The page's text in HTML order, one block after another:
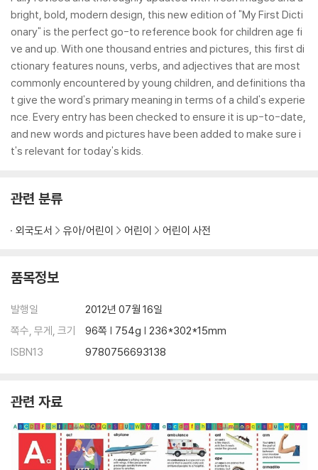
bright, bold, modern design, this new edition of "My First Dicti
onary" is the perfect go-to reference book for children age fi
ve and up. With one thousand entries and pictures, this first di
ctionary features nouns, verbs, and adjectives that are most
commonly encountered by young children, and definitions tha
t give the word's primary meaning in terms of a child's experie
nce. Every entry has been checked to ensure it is up-to-date,
and new words and pictures have been added to make sure i
t's relevant for today's kids.
관련 분류
외국도서 유아/어린이 어린이 어린이 사전
품목정보
발행일
2012년 07월 16일
쪽수, 무게, 크기
96쪽 | 754g | 236*302*15mm
ISBN13
9780756693138
관련 자료